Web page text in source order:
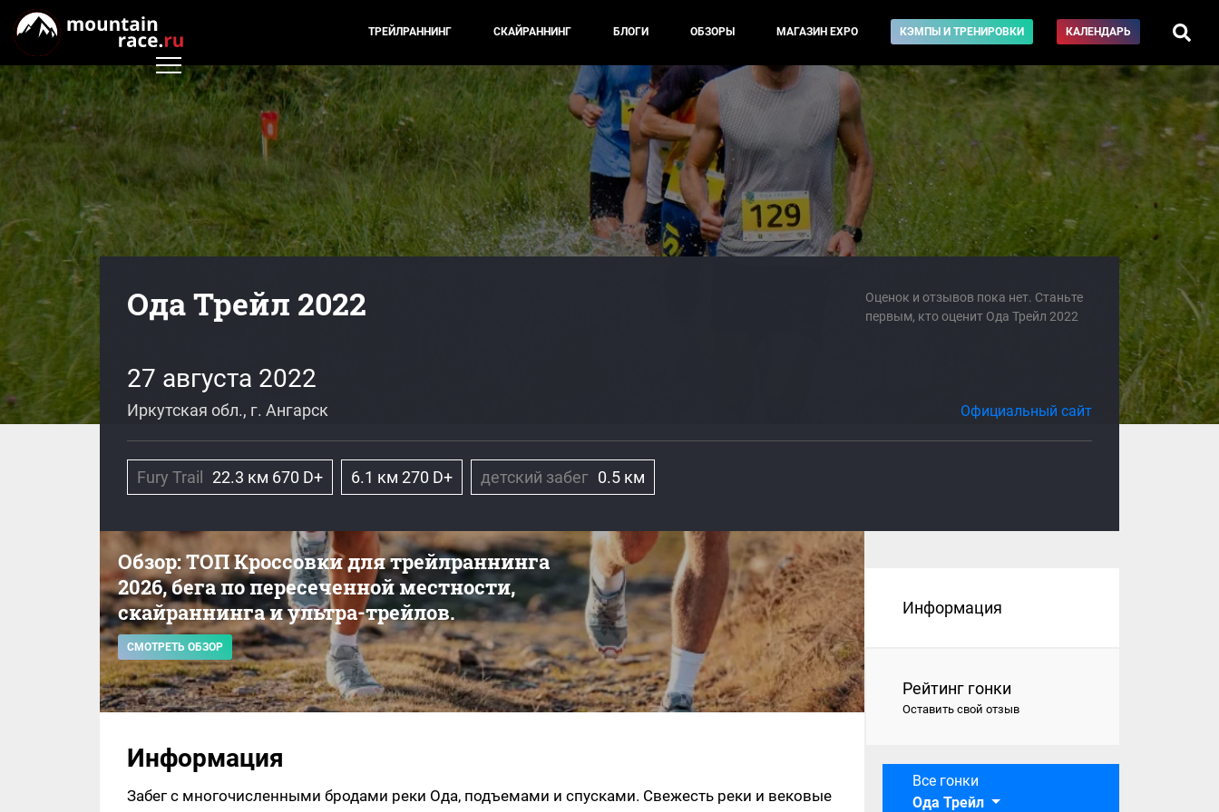
ТРЕЙЛРАННИНГ СКАЙРАННИНГ БЛОГИ ОБЗОРЫ МАГАЗИН EXPO КЭМПЫ И ТРЕНИРОВКИ КАЛЕНДАРЬ
Ода Трейл 2022
Оценок и отзывов пока нет. Станьте
первым, кто оценит Ода Трейл 2022
27 августа 2022
Иркутская обл., г. Ангарск Официальный сайт
Fury Trail 22.3 км 670 D+ 6.1 км 270 D+ детский забег 0.5 км
Обзор: ТОП Кроссовки для трейлраннинга
2026, бега по пересеченной местности,
скайраннинга и ультра-трейлов.
СМОТРЕТЬ ОБЗОР
Информация
Забег с многочисленными бродами реки Ода, подъемами и спусками. Свежесть реки и вековые
Информация
Рейтинг гонки
Оставить свой отзыв
Все гонки
Ода Трейл